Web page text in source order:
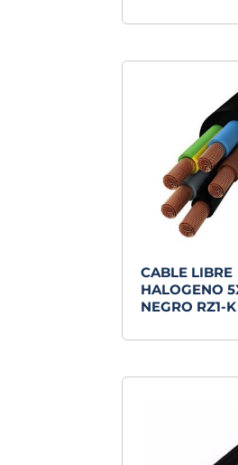
CABLE LIBRE
HALOGENO
NEGRO RZ1-K